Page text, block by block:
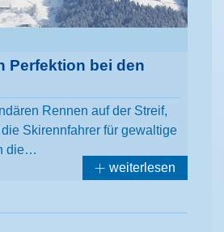
Perfektion bei den
Rennen auf der Streif,
Skirennfahrer für gewaltige
die…
weiterlesen